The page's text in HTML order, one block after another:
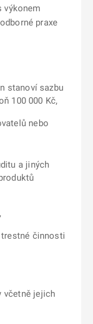
výkonem
praxe
stanoví sazbu
100 000 Kč,
nebo
a jiných
trestné činnosti
včetně jejich